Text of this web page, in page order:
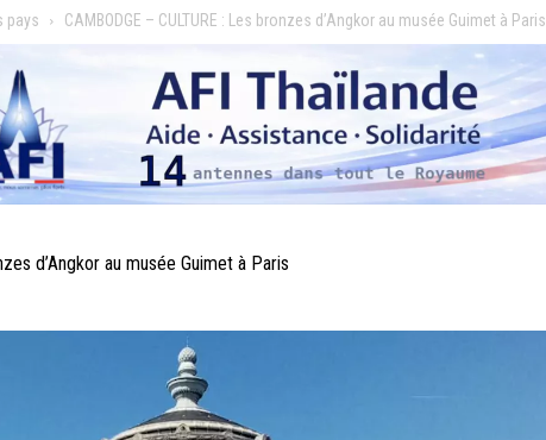
Thaïlande
pays CAMBODGE – CULTURE : Les bronzes d’Angkor au musée Guimet à Paris
d’Angkor au musée Guimet à Paris